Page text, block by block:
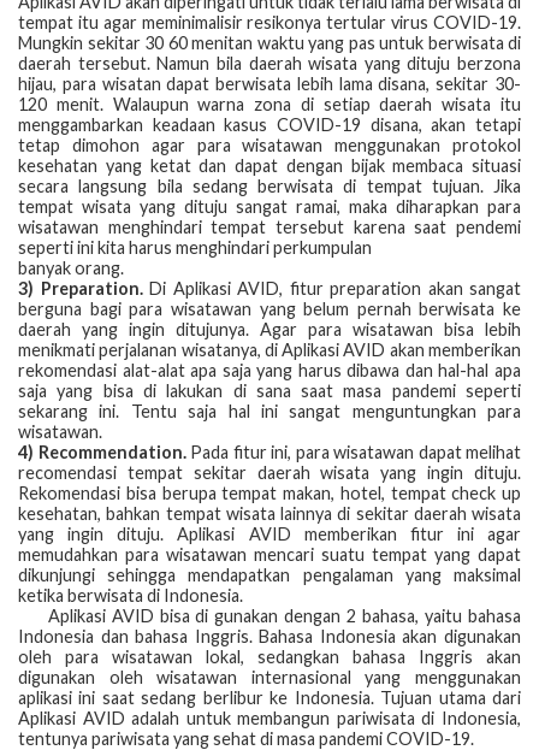
tempat itu agar meminimalisir resikonya tertular virus COVID-19.
Mungkin sekitar 30 60 menitan waktu yang pas untuk berwisata di
daerah tersebut. Namun bila daerah wisata yang dituju berzona
hijau, para wisatan dapat berwisata lebih lama disana, sekitar 30-
120 menit. Walaupun warna zona di setiap daerah wisata itu
menggambarkan keadaan kasus COVID-19 disana, akan tetapi
tetap dimohon agar para wisatawan menggunakan protokol
kesehatan yang ketat dan dapat dengan bijak membaca situasi
secara langsung bila sedang berwisata di tempat tujuan. Jika
tempat wisata yang dituju sangat ramai, maka diharapkan para
wisatawan menghindari tempat tersebut karena saat pendemi
seperti ini kita harus menghindari perkumpulan
banyak orang.
3) Preparation.Di Aplikasi AVID, fitur preparation akan sangat
berguna bagi para wisatawan yang belum pernah berwisata ke
daerah yang ingin ditujunya. Agar para wisatawan bisa lebih
menikmati perjalanan wisatanya, di Aplikasi AVID akan memberikan
rekomendasi alat-alat apa saja yang harus dibawa dan hal-hal apa
saja yang bisa di lakukan di sana saat masa pandemi seperti
sekarang ini. Tentu saja hal ini sangat menguntungkan para
wisatawan.
4) Recommendation.Pada fitur ini, para wisatawan dapat melihat
recomendasi tempat sekitar daerah wisata yang ingin dituju.
Rekomendasi bisa berupa tempat makan, hotel, tempat check up
kesehatan, bahkan tempat wisata lainnya di sekitar daerah wisata
yang ingin dituju. Aplikasi AVID memberikan fitur ini agar
memudahkan para wisatawan mencari suatu tempat yang dapat
dikunjungi sehingga mendapatkan pengalaman yang maksimal
ketika berwisata di Indonesia.
Aplikasi AVID bisa di gunakan dengan 2 bahasa, yaitu bahasa
Indonesia dan bahasa Inggris. Bahasa Indonesia akan digunakan
oleh para wisatawan lokal, sedangkan bahasa Inggris akan
digunakan oleh wisatawan internasional yang menggunakan
aplikasi ini saat sedang berlibur ke Indonesia. Tujuan utama dari
Aplikasi AVID adalah untuk membangun pariwisata di Indonesia,
tentunya pariwisata yang sehat di masa pandemi COVID-19.